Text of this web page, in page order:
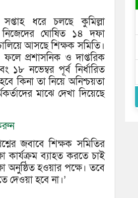
ধরে চলছে কুমিল্লা
নিজেদের ঘোষিত ১৪ দফা
আসছে শিক্ষক সমিতি।
ফলে প্রশাসনিক ও দাপ্তরিক
নভেম্বর পূর্ব নির্ধারিত
কিনা তা নিয়ে অনিশ্চয়তা
মাঝে দেখা দিয়েছে
জবাবে শিক্ষক সমিতির
ব্যাহত করতে চাই
অনুষ্ঠিত হওয়ার পক্ষে। তবে
দেওয়া হবে না।’